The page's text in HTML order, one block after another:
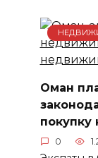
Оман
покупку
0